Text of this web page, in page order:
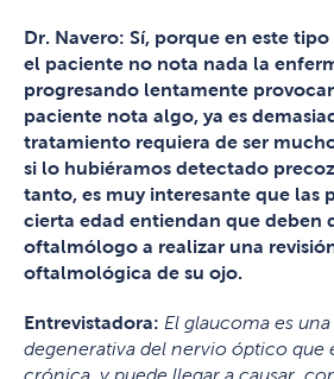
Dr. Navero: Sí, porque en este
el paciente no nota nada la
progresando lentamente
paciente nota algo, ya es
tratamiento requiera de ser
si lo hubiéramos detectado
tanto, es muy interesante que las
cierta edad entiendan que deben
oftalmólogo a realizar una
oftalmológica de su ojo.
Entrevistadora: El glaucoma es
degenerativa del nervio óptico que